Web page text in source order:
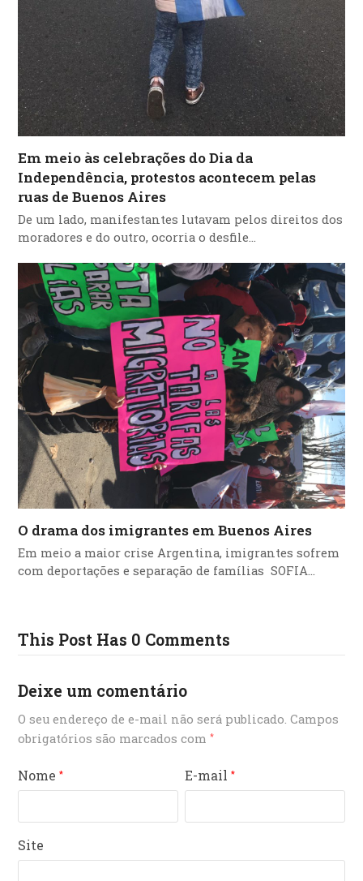
Em meio às celebrações do Dia da
Independência, protestos acontecem pelas
ruas de Buenos Aires
De um lado, manifestantes lutavam pelos direitos dos
moradores e do outro, ocorria o desfile…
O drama dos imigrantes em Buenos Aires
Em meio a maior crise Argentina, imigrantes sofrem
com deportações e separação de famílias SOFIA…
This Post Has 0 Comments
Deixe um comentário
O seu endereço de e-mail não será publicado. Campos
obrigatórios são marcados com*
Nome* E-mail*
Site